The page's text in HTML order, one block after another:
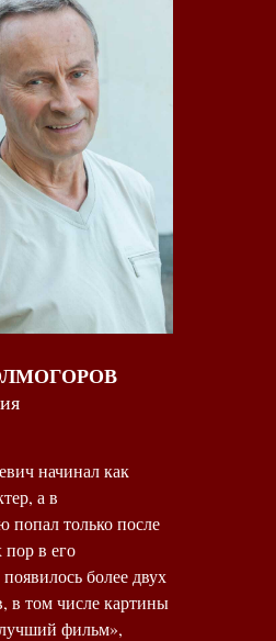
начинал как
а в
попал только после
пор в его
более двух
в том числе картины
фильм»,